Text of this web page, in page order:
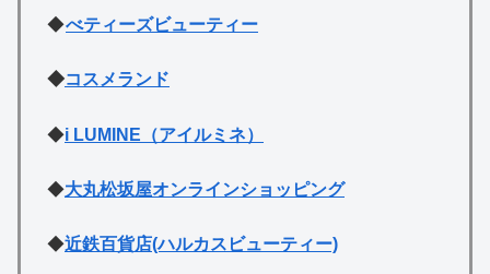
◆べティーズビューティー
◆コスメランド
◆i LUMINE（アイルミネ）
◆大丸松坂屋オンラインショッピング
◆近鉄百貨店(ハルカスビューティー)